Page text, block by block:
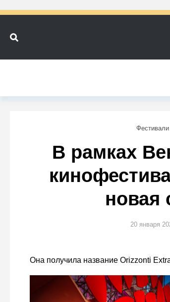
В рамках
новая
20 января
Она получила название Orizzonti